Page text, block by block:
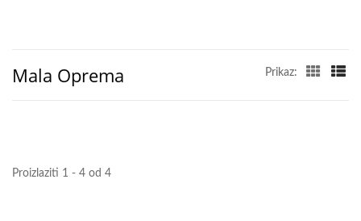
ZA POVRTNI TOFU,
NAPRAVITI TOFU,
Mala Oprema Prikaz:
Proizlaziti 1 - 4 od 4